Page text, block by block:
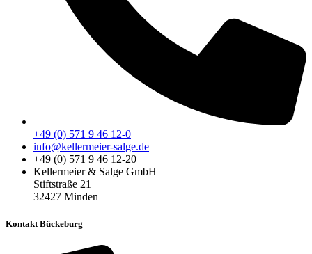
+49 (0) 571 9 46 12-0
info@kellermeier-salge.de
+49 (0) 571 9 46 12-20
Kellermeier & Salge GmbH
Stiftstraße 21
32427 Minden
Kontakt Bückeburg